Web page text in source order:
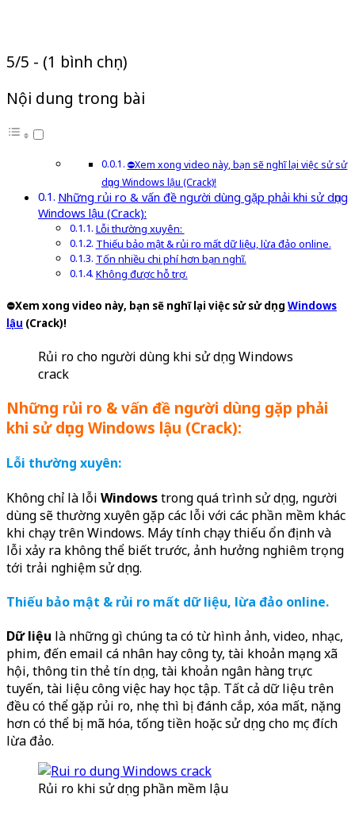
5/5 - (1 bình chọn)
Nội dung trong bài
⛔Xem xong video này, bạn sẽ nghĩ lại việc sử sử
dụng Windows lậu (Crack)!
Những rủi ro & vấn đề người dùng gặp phải khi sử dụng
Windows lậu (Crack):
Lỗi thường xuyên:
Thiếu bảo mật & rủi ro mất dữ liệu, lừa đảo online.
Tốn nhiều chi phí hơn bạn nghĩ.
Không được hỗ trợ.
⛔Xem xong video này, bạn sẽ nghĩ lại việc sử sử dụng Windows
lậu (Crack)!
Rủi ro cho người dùng khi sử dụng Windows
crack
Những rủi ro & vấn đề người dùng gặp phải
khi sử dụng Windows lậu (Crack):
Lỗi thường xuyên:
Không chỉ là lỗi Windowstrong quá trình sử dụng, người
dùng sẽ thường xuyên gặp các lỗi với các phần mềm khác
khi chạy trên Windows. Máy tính chạy thiếu ổn định và
lỗi xảy ra không thể biết trước, ảnh hưởng nghiêm trọng
tới trải nghiệm sử dụng.
Thiếu bảo mật & rủi ro mất dữ liệu, lừa đảo online.
Dữ liệu là những gì chúng ta có từ hình ảnh, video, nhạc,
phim, đến email cá nhân hay công ty, tài khoản mạng xã
hội, thông tin thẻ tín dụng, tài khoản ngân hàng trực
tuyến, tài liệu công việc hay học tập. Tất cả dữ liệu trên
đều có thể gặp rủi ro, nhẹ thì bị đánh cắp, xóa mất, nặng
hơn có thể bị mã hóa, tống tiền hoặc sử dụng cho mục đích
lừa đảo.
Rủi ro khi sử dụng phần mềm lậu